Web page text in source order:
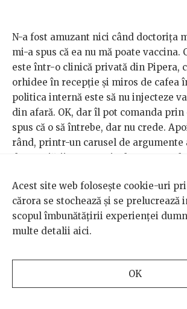
N-a fost amuzant nici când doctorița
mi-a spus că ea nu mă poate vaccina.
este într-o clinică privată din Pipera,
orhidee în recepție și miros de cafea
politica internă este să nu injecteze
din afară. OK, dar îl pot comanda prin
spus că o să întrebe, dar nu crede.
rând, printr-un carusel de argumente
vaccinul; oricum, dacă-l comand prin
mă aștept să coste MULT mai mult
M-am apucat să sun la toate clinicile
răspunsuri erau direct refuzuri, altele
confuzie – „Deci ce vaccin?“, „Pentru
Acest site web folosește cookie-uri
cărora se stochează și se
scopul îmbunătățirii experienței
multe detalii aici.
OK